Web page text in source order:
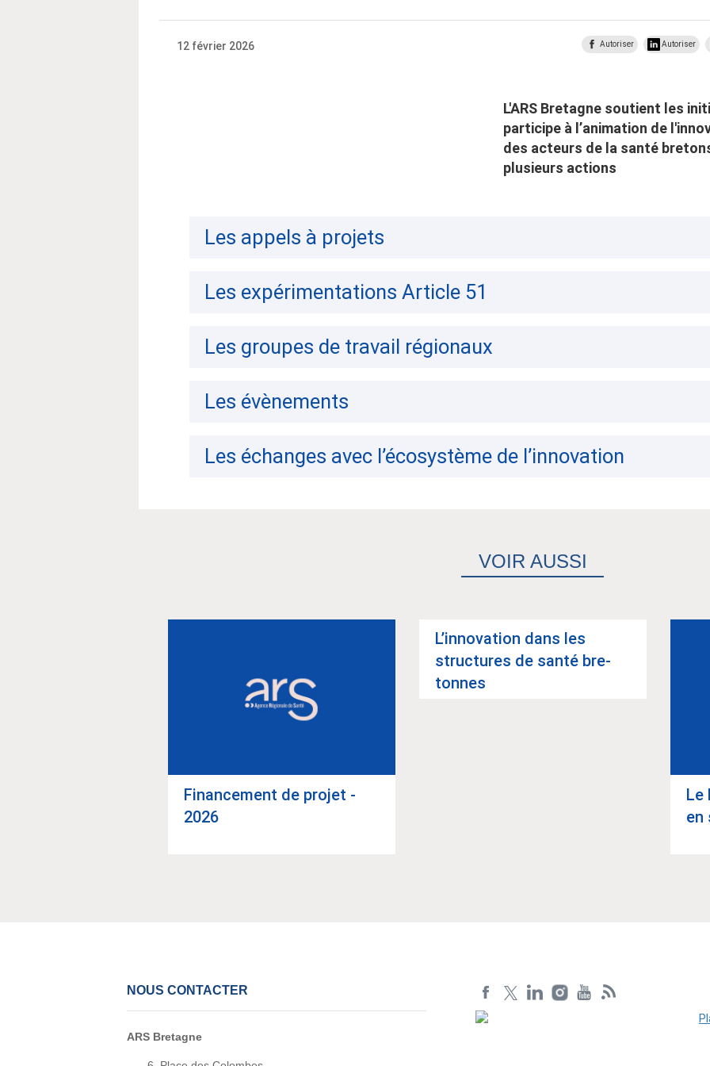
12 février 2026 Autoriser Autoriser
L'ARS Bretagne soutient les
participe à l’animation de
des acteurs de la santé
plusieurs actions
Les appels à projets
Les expérimentations Article 51
Les groupes de travail régionaux
Les évènements
Les échanges avec l’écosystème de l’innovation
VOIR AUSSI
Finan­ce­ment de pro­jet -
2026
L’in­no­va­tion dans les
struc­tures de santé bre­
tonnes
Le
en
NOUS CONTACTER
ARS Bretagne